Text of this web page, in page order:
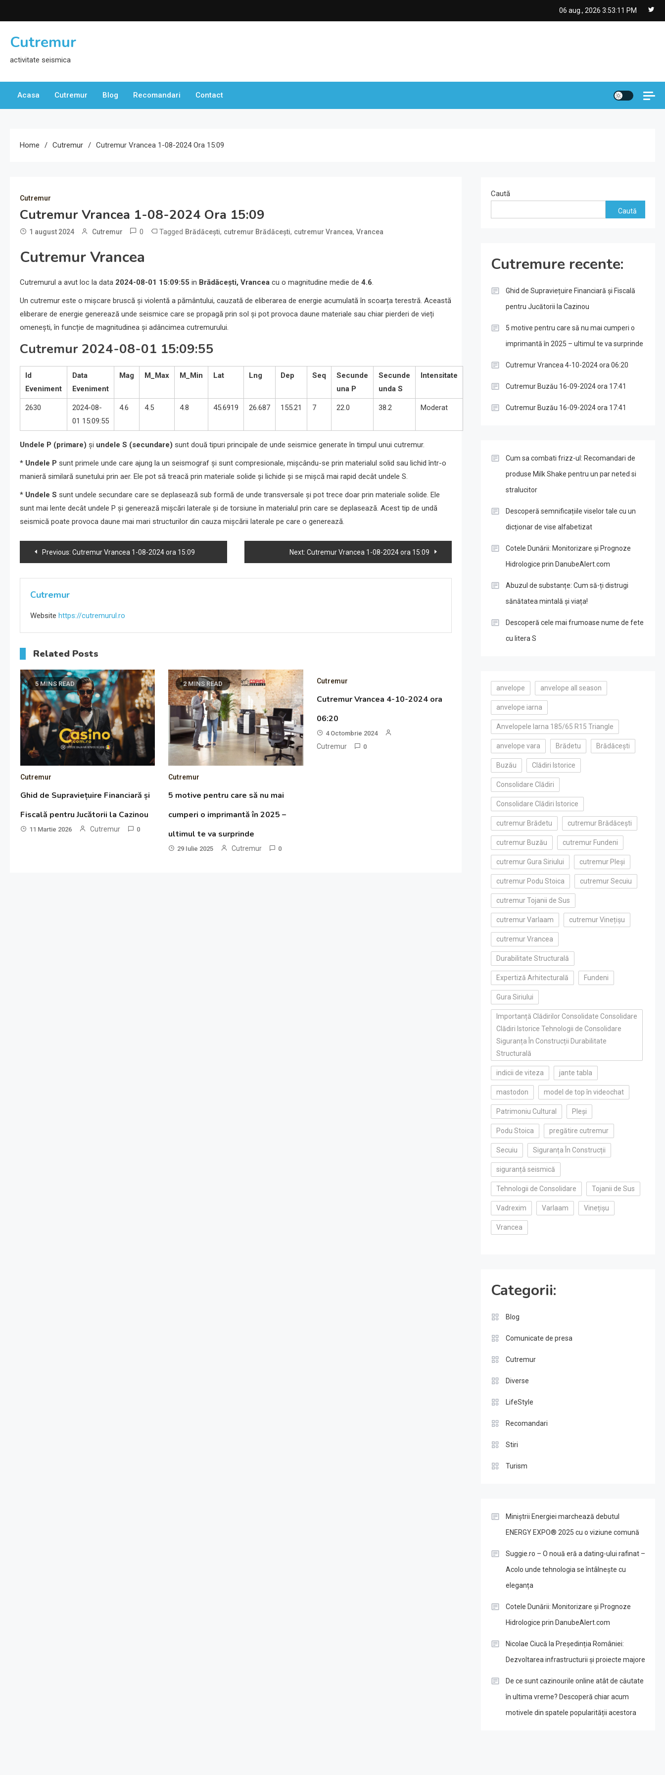
to
06 aug., 2026 3:53:12 PM
Cutremur
activitate seismica
Acasa Cutremur Blog Recomandari Contact
Home Cutremur Cutremur Vrancea 1-08-2024 Ora 15:09
Cutremur
Cutremur Vrancea 1-08-2024 Ora 15:09
1 august 2024 Cutremur 0 Tagged Brădăcești, cutremur Brădăcești, cutremur Vrancea, Vrancea
Cutremur Vrancea
Cutremurul a avut loc la data 2024-08-01 15:09:55 in Brădăcești, Vrancea cu o magnitudine medie de 4.6.
Un cutremur este o mișcare bruscă și violentă a pământului, cauzată de eliberarea de energie acumulată în scoarța terestră. Această
eliberare de energie generează unde seismice care se propagă prin sol și pot provoca daune materiale sau chiar pierderi de vieți
omenești, în funcție de magnitudinea și adâncimea cutremurului.
Cutremur 2024-08-01 15:09:55
Id
Eveniment
Data
Eveniment
Mag M_Max M_Min Lat Lng Dep Seq
Secunde
una P
Secunde
unda S
Intensitate
2630
2024-08-
01 15:09:55
4.6 4.5 4.8 45.6919 26.687 155.21 7 22.0 38.2 Moderat
Undele P (primare) și undele S (secundare) sunt două tipuri principale de unde seismice generate în timpul unui cutremur.
* Undele P sunt primele unde care ajung la un seismograf și sunt compresionale, mișcându-se prin materialul solid sau lichid într-o
manieră similară sunetului prin aer. Ele pot să treacă prin materiale solide și lichide și se mișcă mai rapid decât undele S.
* Undele S sunt undele secundare care se deplasează sub formă de unde transversale și pot trece doar prin materiale solide. Ele
sunt mai lente decât undele P și generează mișcări laterale și de torsiune în materialul prin care se deplasează. Acest tip de undă
seismică poate provoca daune mai mari structurilor din cauza mișcării laterale pe care o generează.
Navigare
în
articole
Previous: Cutremur Vrancea 1-08-2024 ora 15:09 Next: Cutremur Vrancea 1-08-2024 ora 15:09
Cutremur
Website https://cutremurul.ro
Related Posts
5 MINS READ
Cutremur
Ghid de Supraviețuire Financiară și
Fiscală pentru Jucătorii la Cazinou
11 Martie 2026 Cutremur 0
2 MINS READ
Cutremur
5 motive pentru care să nu mai
cumperi o imprimantă în 2025 –
ultimul te va surprinde
29 Iulie 2025 Cutremur 0
Cutremur
Cutremur Vrancea 4-10-2024 ora
06:20
4 Octombrie 2024
Cutremur 0
Caută
Caută
Cutremure recente:
Ghid de Supraviețuire Financiară și Fiscală
pentru Jucătorii la Cazinou
5 motive pentru care să nu mai cumperi o
imprimantă în 2025 – ultimul te va surprinde
Cutremur Vrancea 4-10-2024 ora 06:20
Cutremur Buzău 16-09-2024 ora 17:41
Cutremur Buzău 16-09-2024 ora 17:41
Cum sa combati frizz-ul: Recomandari de
produse Milk Shake pentru un par neted si
stralucitor
Descoperă semnificațiile viselor tale cu un
dicționar de vise alfabetizat
Cotele Dunării: Monitorizare și Prognoze
Hidrologice prin DanubeAlert.com
Abuzul de substanțe: Cum să-ți distrugi
sănătatea mintală și viața!
Descoperă cele mai frumoase nume de fete
cu litera S
anvelope anvelope all season
anvelope iarna
Anvelopele Iarna 185/65 R15 Triangle
anvelope vara Brădetu Brădăcești
Buzău Clădiri Istorice
Consolidare Clădiri
Consolidare Clădiri Istorice
cutremur Brădetu cutremur Brădăcești
cutremur Buzău cutremur Fundeni
cutremur Gura Siriului cutremur Pleși
cutremur Podu Stoica cutremur Secuiu
cutremur Tojanii de Sus
cutremur Varlaam cutremur Vinețișu
cutremur Vrancea
Durabilitate Structurală
Expertiză Arhitecturală Fundeni
Gura Siriului
Importanță Clădirilor Consolidate Consolidare
Clădiri Istorice Tehnologii de Consolidare
Siguranța În Construcții Durabilitate
Structurală
indicii de viteza jante tabla
mastodon model de top în videochat
Patrimoniu Cultural Pleși
Podu Stoica pregătire cutremur
Secuiu Siguranța În Construcții
siguranță seismică
Tehnologii de Consolidare Tojanii de Sus
Vadrexim Varlaam Vinețișu
Vrancea
Categorii:
Blog
Comunicate de presa
Cutremur
Diverse
LifeStyle
Recomandari
Stiri
Turism
Miniștrii Energiei marchează debutul
ENERGY EXPO® 2025 cu o viziune comună
Suggie.ro – O nouă eră a dating-ului rafinat –
Acolo unde tehnologia se întâlnește cu
eleganța
Cotele Dunării: Monitorizare și Prognoze
Hidrologice prin DanubeAlert.com
Nicolae Ciucă la Președinția României:
Dezvoltarea infrastructurii și proiecte majore
De ce sunt cazinourile online atât de căutate
în ultima vreme? Descoperă chiar acum
motivele din spatele popularității acestora